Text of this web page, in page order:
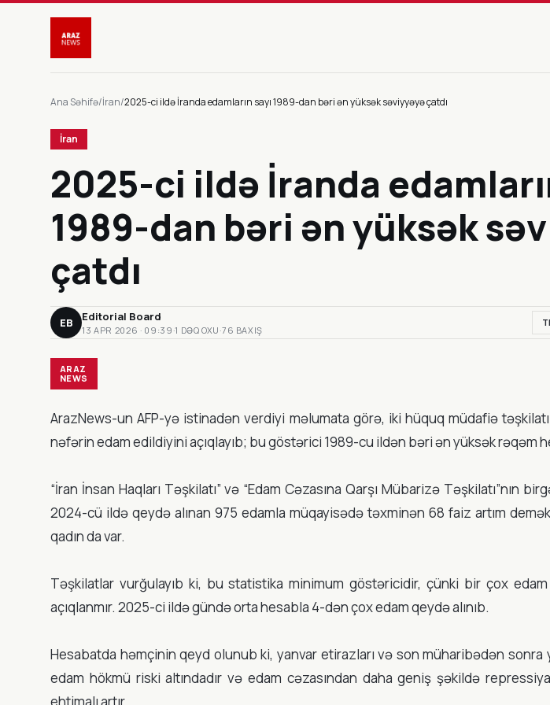
Ana Səhifə/İran/2025-ci ildə İranda edamların sayı 1989-dan bəri ən yüksək səviyyəyə çatdı
İran
2025-ci ildə İranda
1989-dan bəri ən yüksək
çatdı
EB Editorial Board
13 APR 2026 · 09:39 ·1 DƏQ OXU ·76 BAXIŞ
ARAZ
NEWS
ArazNews-un AFP-yə istinadən verdiyi məlumata görə, iki hüquq müdafiə
nəfərin edam edildiyini açıqlayıb; bu göstərici 1989-cu ildən bəri ən yüksək rəqəm
“İran İnsan Haqları Təşkilatı” və “Edam Cəzasına Qarşı Mübarizə Təşkilatı”nın
2024-cü ildə qeydə alınan 975 edamla müqayisədə təxminən 68 faiz artım
qadın da var.
Təşkilatlar vurğulayıb ki, bu statistika minimum göstəricidir, çünki bir çox edam
açıqlanmır. 2025-ci ildə gündə orta hesabla 4-dən çox edam qeydə alınıb.
Hesabatda həmçinin qeyd olunub ki, yanvar etirazları və son müharibədən sonra
edam hökmü riski altındadır və edam cəzasından daha geniş şəkildə